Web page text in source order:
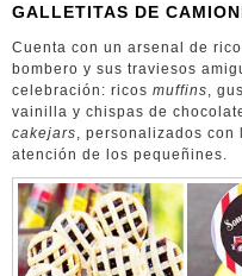
GALLETITAS DE
Cuenta con un arsenal de
bombero y sus traviesos
celebración: ricos muffins ,
vainilla y chispas de
cakejars , personalizados
atención de los pequeñines.